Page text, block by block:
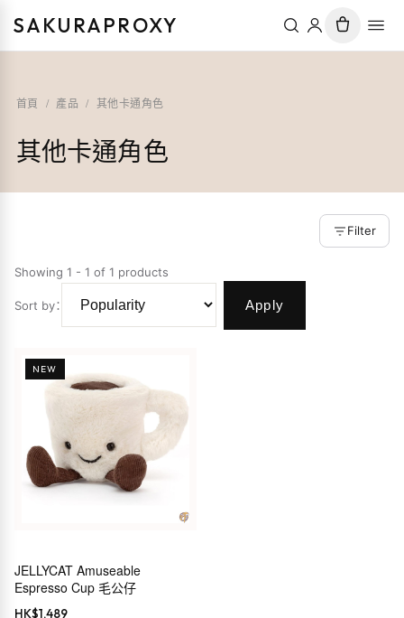
SAKURAPROXY
首頁 / 產品 / 其他卡通角色
其他卡通角色
Filter
Showing 1 - 1 of 1 products
Sort by： Apply
NEW
JELLYCAT Amuseable
Espresso Cup 毛公仔
HK$1,489